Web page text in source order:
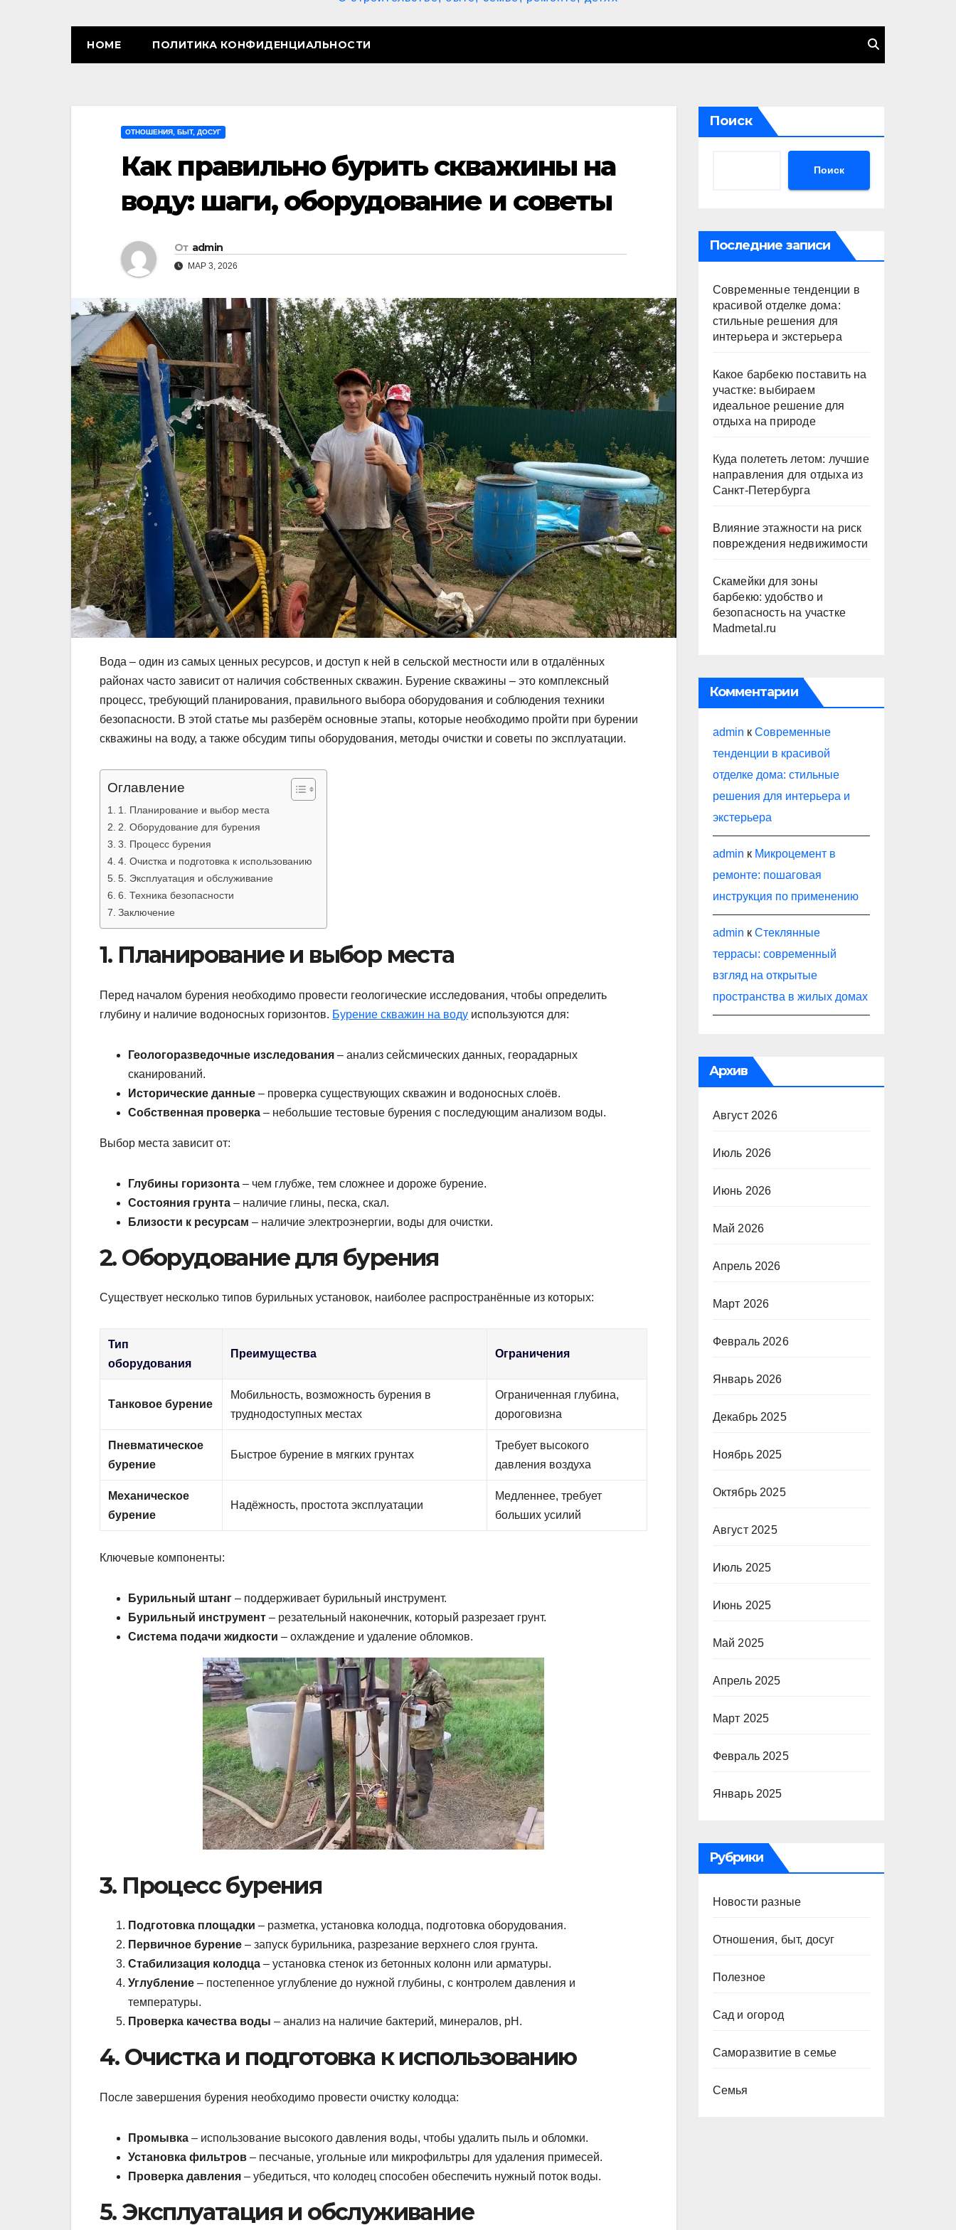
HOME ПОЛИТИКА КОНФИДЕНЦИАЛЬНОСТИ
ОТНОШЕНИЯ, БЫТ, ДОСУГ
Как правильно бурить скважины на
воду: шаги, оборудование и советы
От admin
МАР 3, 2026
Вода – один из самых ценных ресурсов, и доступ к ней в сельской местности или в отдалённых
районах часто зависит от наличия собственных скважин. Бурение скважины – это комплексный
процесс, требующий планирования, правильного выбора оборудования и соблюдения техники
безопасности. В этой статье мы разберём основные этапы, которые необходимо пройти при бурении
скважины на воду, а также обсудим типы оборудования, методы очистки и советы по эксплуатации.
Оглавление
1. Планирование и выбор места
2. Оборудование для бурения
3. Процесс бурения
4. Очистка и подготовка к использованию
5. Эксплуатация и обслуживание
6. Техника безопасности
Заключение
1. Планирование и выбор места
Перед началом бурения необходимо провести геологические исследования, чтобы определить
глубину и наличие водоносных горизонтов. Бурение скважин на воду используются для:
Геологоразведочные изследования – анализ сейсмических данных, георадарных
сканирований.
Исторические данные – проверка существующих скважин и водоносных слоёв.
Собственная проверка – небольшие тестовые бурения с последующим анализом воды.
Выбор места зависит от:
Глубины горизонта – чем глубже, тем сложнее и дороже бурение.
Состояния грунта – наличие глины, песка, скал.
Близости к ресурсам – наличие электроэнергии, воды для очистки.
2. Оборудование для бурения
Существует несколько типов бурильных установок, наиболее распространённые из которых:
Тип
оборудования
Преимущества Ограничения
Танковое бурение
Мобильность, возможность бурения в
труднодоступных местах
Ограниченная глубина,
дороговизна
Пневматическое
бурение
Быстрое бурение в мягких грунтах
Требует высокого
давления воздуха
Механическое
бурение
Надёжность, простота эксплуатации
Медленнее, требует
больших усилий
Ключевые компоненты:
Бурильный штанг – поддерживает бурильный инструмент.
Бурильный инструмент – резательный наконечник, который разрезает грунт.
Система подачи жидкости – охлаждение и удаление обломков.
3. Процесс бурения
Подготовка площадки – разметка, установка колодца, подготовка оборудования.
Первичное бурение – запуск бурильника, разрезание верхнего слоя грунта.
Стабилизация колодца – установка стенок из бетонных колонн или арматуры.
Углубление – постепенное углубление до нужной глубины, с контролем давления и
температуры.
Проверка качества воды – анализ на наличие бактерий, минералов, pH.
4. Очистка и подготовка к использованию
После завершения бурения необходимо провести очистку колодца:
Промывка – использование высокого давления воды, чтобы удалить пыль и обломки.
Установка фильтров – песчаные, угольные или микрофильтры для удаления примесей.
Проверка давления – убедиться, что колодец способен обеспечить нужный поток воды.
5. Эксплуатация и обслуживание
Поиск
Поиск
Последние записи
Современные тенденции в
красивой отделке дома:
стильные решения для
интерьера и экстерьера
Какое барбекю поставить на
участке: выбираем
идеальное решение для
отдыха на природе
Куда полететь летом: лучшие
направления для отдыха из
Санкт-Петербурга
Влияние этажности на риск
повреждения недвижимости
Скамейки для зоны
барбекю: удобство и
безопасность на участке
Madmetal.ru
Комментарии
admin к Современные
тенденции в красивой
отделке дома: стильные
решения для интерьера и
экстерьера
admin к Микроцемент в
ремонте: пошаговая
инструкция по применению
admin к Стеклянные
террасы: современный
взгляд на открытые
пространства в жилых домах
Архив
Август 2026
Июль 2026
Июнь 2026
Май 2026
Апрель 2026
Март 2026
Февраль 2026
Январь 2026
Декабрь 2025
Ноябрь 2025
Октябрь 2025
Август 2025
Июль 2025
Июнь 2025
Май 2025
Апрель 2025
Март 2025
Февраль 2025
Январь 2025
Рубрики
Новости разные
Отношения, быт, досуг
Полезное
Сад и огород
Саморазвитие в семье
Семья